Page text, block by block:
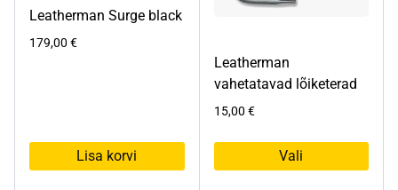
Leatherman Surge black
179,00 €
Lisa korvi
Leatherman
vahetatavad lõiketerad
15,00 €
Vali